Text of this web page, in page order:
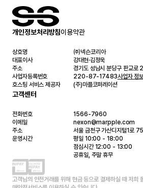
개인정보처리방침이용약관
상호명
㈜넥슨코리아
대표이사
강대현·김정욱
주소
경기도 성남시 분당구 판교
사업자등록번호
220-87-17483사업자 정
호스팅 서비스 제공자
(주)마플코퍼레이션
고객센터
전화번호
1566-7960
이메일
nexon@marpple.com
주소
서울 금천구 가산디지털1로
운영시간
평일 10:00 - 18:00
점심시간 12:00 - 13:00
공휴일, 주말 휴무
고객님의 안전거래를 위해 현금 등으로 결제하실 때 저희